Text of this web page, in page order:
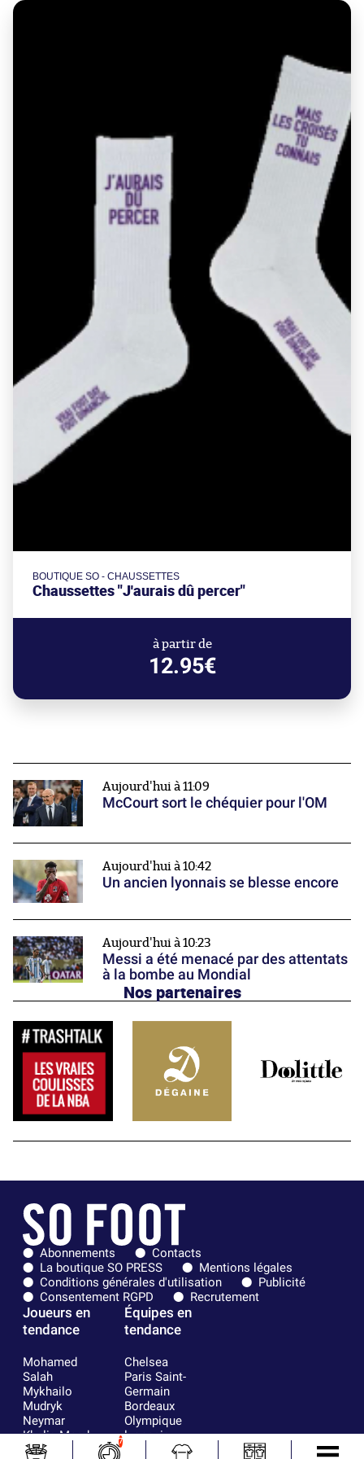
BOUTIQUE SO - CHAUSSETTES
Chaussettes "J'aurais dû percer"
à partir de
12.95€
Aujourd'hui à 11:09
McCourt sort le chéquier pour l'OM
Aujourd'hui à 10:42
Un ancien lyonnais se blesse encore
Aujourd'hui à 10:23
Messi a été menacé par des attentats
à la bombe au Mondial
Nos partenaires
Abonnements
Contacts
La boutique SO PRESS
Mentions légales
Conditions générales d'utilisation
Publicité
Consentement RGPD
Recrutement
Joueurs en
tendance
Mohamed
Salah
Mykhailo
Mudryk
Neymar
Khalis Merah
Loïs Openda
Équipes en
tendance
Chelsea
Paris Saint-
Germain
Bordeaux
Olympique
lyonnais
7